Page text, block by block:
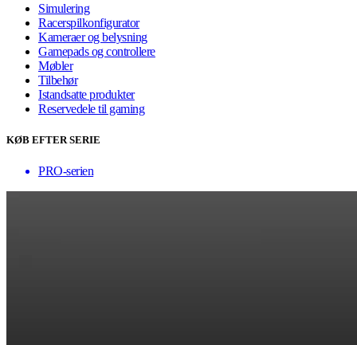
Simulering
Racerspilkonfigurator
Kameraer og belysning
Gamepads og controllere
Møbler
Tilbehør
Istandsatte produkter
Reservedele til gaming
KØB EFTER SERIE
PRO-serien